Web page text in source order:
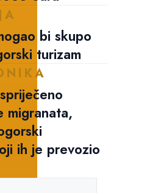
bi skupo
turizam
migranata,
ih je prevozio